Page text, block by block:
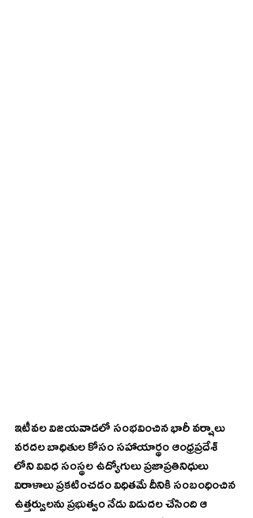
ఇటీవల విజయవాడలో సంభవించిన భారీ వర్షాలు
వరదల బాధితుల కోసం సహాయార్థం ఆంధ్రప్రదేశ్
లోని వివిధ సంస్థల ఉద్యోగులు ప్రజాప్రతినిధులు
విరాళాలు ప్రకటించడం విధితమే దీనికి సంబంధించిన
ఉత్తర్వులను ప్రభుత్వం నేడు విడుదల చేసింది ఆ